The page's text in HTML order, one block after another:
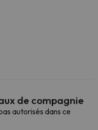
de compagnie
autorisés dans ce